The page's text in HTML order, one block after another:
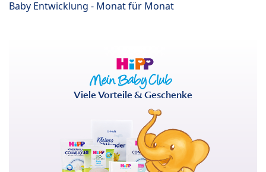
Baby Entwicklung - Monat für Monat
Viele Vorteile & Geschenke